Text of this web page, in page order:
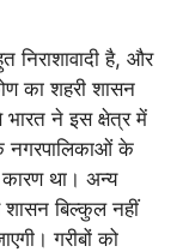
निराशावादी है, और
का शहरी शासन
ने इस क्षेत्र में
नगरपालिकाओं के
था। अन्य
शासन बिल्कुल नहीं
गरीबों को